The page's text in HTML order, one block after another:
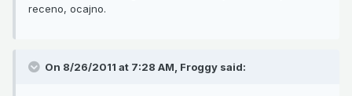
receno, ocajno.
On 8/26/2011 at 7:28 AM, Froggy said: